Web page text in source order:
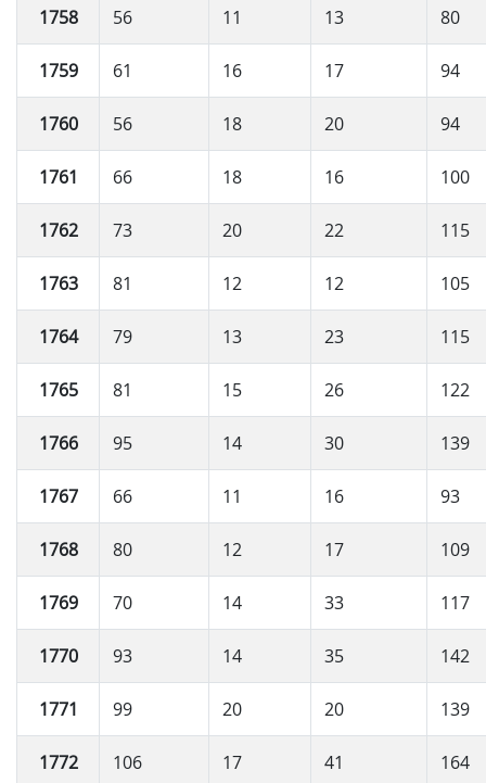
1758 56 11 13 80
1759 61 16 17 94
1760 56 18 20 94
1761 66 18 16 100
1762 73 20 22 115
1763 81 12 12 105
1764 79 13 23 115
1765 81 15 26 122
1766 95 14 30 139
1767 66 11 16 93
1768 80 12 17 109
1769 70 14 33 117
1770 93 14 35 142
1771 99 20 20 139
1772 106 17 41 164